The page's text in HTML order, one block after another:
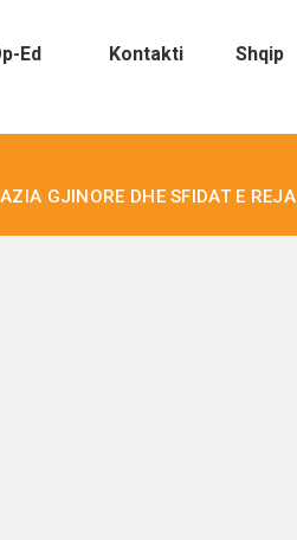
Ed Kontakti Shqip
GJINORE DHE SFIDAT E REJA